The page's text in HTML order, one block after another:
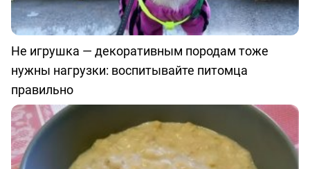
Не игрушка — декоративным породам тоже
нужны нагрузки: воспитывайте питомца
правильно